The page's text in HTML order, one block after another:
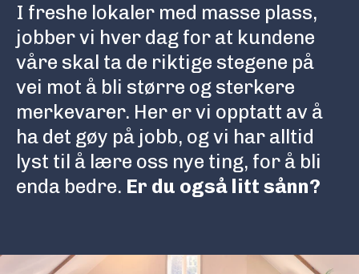
I freshe lokaler med masse plass,
jobber vi hver dag for at kundene
våre skal ta de riktige stegene på
vei mot å bli større og sterkere
merkevarer. Her er vi opptatt av å
ha det gøy på jobb, og vi har alltid
lyst til å lære oss nye ting, for å bli
enda bedre. Er du også litt sånn?